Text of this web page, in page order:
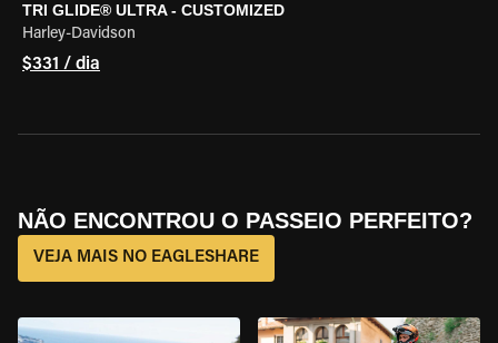
TRI GLIDE® ULTRA - CUSTOMIZED
Harley-Davidson
$331 / dia
NÃO ENCONTROU O PASSEIO PERFEITO?
VEJA MAIS NO EAGLESHARE